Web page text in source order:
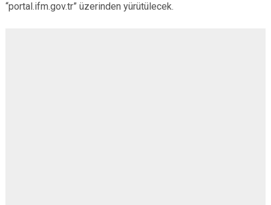
“portal.ifm.gov.tr” üzerinden yürütülecek.